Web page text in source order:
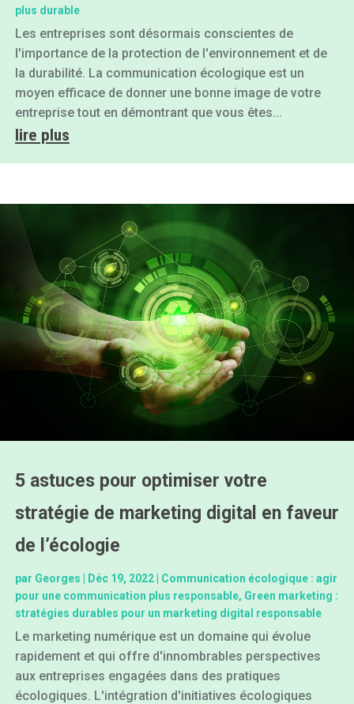
plus durable
Les entreprises sont désormais conscientes de
l'importance de la protection de l'environnement et de
la durabilité. La communication écologique est un
moyen efficace de donner une bonne image de votre
entreprise tout en démontrant que vous êtes...
lire plus
5 astuces pour optimiser votre
stratégie de marketing digital en faveur
de l’écologie
par Georges Déc 19, 2022
Communication écologique : agir
pour une communication plus responsable, Green marketing :
stratégies durables pour un marketing digital responsable
Le marketing numérique est un domaine qui évolue
rapidement et qui offre d'innombrables perspectives
aux entreprises engagées dans des pratiques
écologiques. L'intégration d'initiatives écologiques